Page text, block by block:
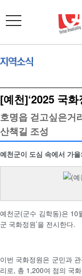
toggle
navigation
[예천]‘2025 국화
호명읍 걷고싶은거
산책길 조성
예천군이 도심 속에서 가
예천군(군수 김학동)은 10
군 국화정원’을 전시한다.
이번 국화정원은 군민과
리로, 총 1,200여 점의 국